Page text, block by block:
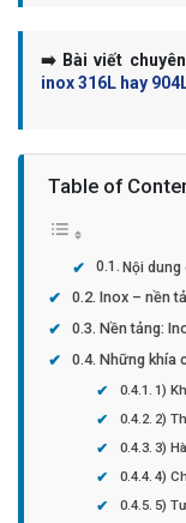
➡️ Bài viết
inox 316L hay
Table of
Nội dung
Inox – nền
Nền tảng:
Những khía
1)
2)
3)
4)
5)